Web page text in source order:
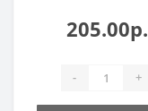
205.00р.
- +